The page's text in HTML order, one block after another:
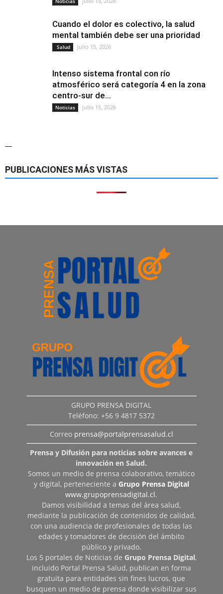
Cuando el dolor es colectivo, la salud
mental también debe ser una prioridad
Salud julio 15, 2026
Intenso sistema frontal con río
atmosférico será categoría 4 en la zona
centro-sur de...
Noticias julio 15, 2026
—
PUBLICACIONES MÁS VISTAS
GRUPO PRENSA DIGITAL
Teléfono: +56 9 4817 5372
Correo prensa@portalprensasalud.cl
Prensa y Difusión para noticias sobre avances e
innovación en Salud.
Somos un medio de prensa colaborativo, temático
y digital, perteneciente a Grupo Prensa Digital
www.grupoprensadigital.cl.
Damos visibilidad a temas del área salud,
mediante la publicación de contenidos de calidad,
con una audiencia de profesionales de todas las
edades y tomadores de decisión del ámbito
público y privado.
Los 5 portales de Noticias de Grupo Prensa Digital,
incluido Portal Prensa Salud, publican en forma
gratuita para entidades sin fines lucros, que
busquen un medio de prensa donde visibilizar sus